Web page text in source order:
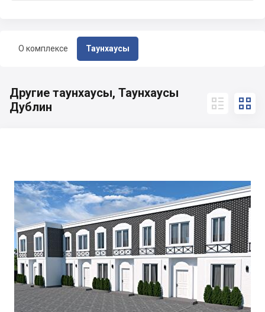
О комплексе Таунхаусы
Другие таунхаусы, Таунхаусы
Дублин
 